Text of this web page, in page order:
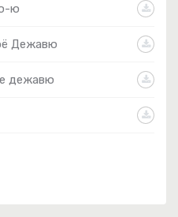
ю
Дежавю
дежавю